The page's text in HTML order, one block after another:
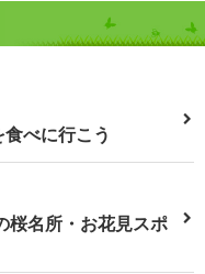
べに行こう
桜名所・お花見スポ